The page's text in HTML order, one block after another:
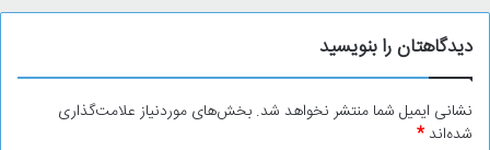
دیدگاهتان را بنویسید
نشانی ایمیل شما منتشر نخواهد شد. بخش‌های موردنیاز علامت‌گذاری
شده‌اند*